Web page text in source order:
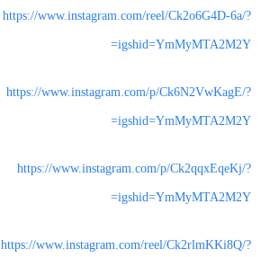
https://www.instagram.com/reel/Ck2o6G4D-6a/?
igshid=YmMyMTA2M2Y=
https://www.instagram.com/p/Ck6N2VwKagE/?
igshid=YmMyMTA2M2Y=
https://www.instagram.com/p/Ck2qqxEqeKj/?
igshid=YmMyMTA2M2Y=
https://www.instagram.com/reel/Ck2rlmKKi8Q/?